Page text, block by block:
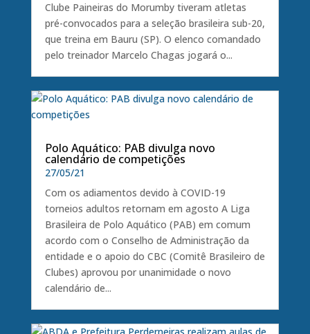
Clube Paineiras do Morumby tiveram atletas
pré-convocados para a seleção brasileira sub-20,
que treina em Bauru (SP). O elenco comandado
pelo treinador Marcelo Chagas jogará o...
Polo Aquático: PAB divulga novo
calendário de competições
27/05/21
Com os adiamentos devido à COVID-19
torneios adultos retornam em agosto A Liga
Brasileira de Polo Aquático (PAB) em comum
acordo com o Conselho de Administração da
entidade e o apoio do CBC (Comitê Brasileiro de
Clubes) aprovou por unanimidade o novo
calendário de...